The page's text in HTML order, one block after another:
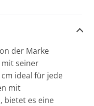
der Marke
seiner
cm ideal für jede
mit
bietet es eine